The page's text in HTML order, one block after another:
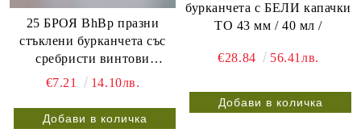
25 БРОЯ BhBp празни
стъклени бурканчета със
сребристи винтови
метални капачки ТО 43 мм
€7.21 14.10лв.
бурканчета с БЕЛИ капачки
ТО 43 мм / 40 мл /
€28.84 56.41лв.